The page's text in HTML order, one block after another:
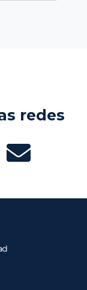
redes